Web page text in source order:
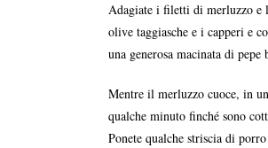
Adagiate i filetti di merluzzo e
olive taggiasche e i capperi e
una generosa macinata di
Mentre il merluzzo cuoce, in
qualche minuto finché sono
Ponete qualche striscia di